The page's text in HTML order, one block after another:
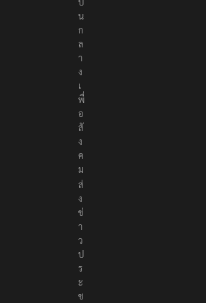
น
ก
ล
า
ง
เ
พื่
อ
สั
ง
ค
ม
ส่
ง
ข่
า
ว
ป
ร
ะ
ช